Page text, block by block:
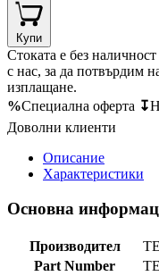
Купи
Стоката е без
с нас, за да потвърдим
изплащане.
%Специална оферта ↧
Доволни клиенти
Описание
Характеристики
Основна
Производител
Part Number